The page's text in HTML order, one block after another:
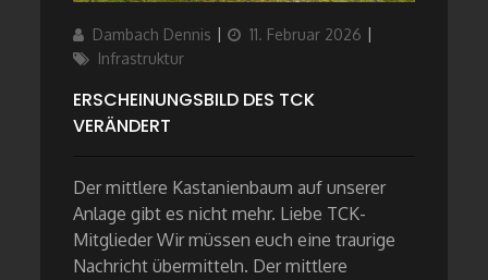
Author
Dambach Dennis
Updated
11. Februar 2026
Infrastruktur
ERSCHEINUNGSBILD DES TCK
VERÄNDERT
Der mittlere Kastanienbaum auf unserer
Anlage gibt es nicht mehr. Liebe TCK-
Mitglieder Wir müssen euch eine traurige
Nachricht übermitteln. Der mittlere